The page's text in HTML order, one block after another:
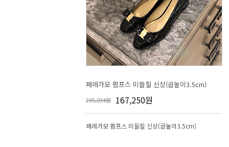
페레가모 펌프스 미들힐 신상(굽높이3.5cm)
285,034원 167,250원
페레가모 펌프스 미들힐 신상(굽높이3.5cm)